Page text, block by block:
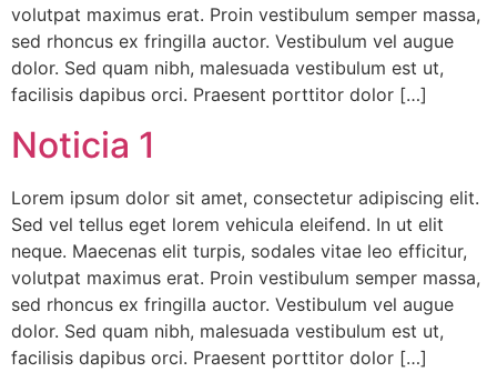
volutpat maximus erat. Proin vestibulum semper massa,
sed rhoncus ex fringilla auctor. Vestibulum vel augue
dolor. Sed quam nibh, malesuada vestibulum est ut,
facilisis dapibus orci. Praesent porttitor dolor […]
Noticia 1
Lorem ipsum dolor sit amet, consectetur adipiscing elit.
Sed vel tellus eget lorem vehicula eleifend. In ut elit
neque. Maecenas elit turpis, sodales vitae leo efficitur,
volutpat maximus erat. Proin vestibulum semper massa,
sed rhoncus ex fringilla auctor. Vestibulum vel augue
dolor. Sed quam nibh, malesuada vestibulum est ut,
facilisis dapibus orci. Praesent porttitor dolor […]